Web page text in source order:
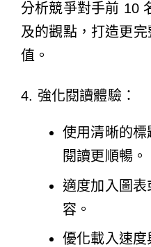
分析競爭對手前 10
及的觀點，打造更
值。
4. 強化閱讀體驗：
使用清晰的
閱讀更順暢。
適度加入圖表
容。
優化載入速度